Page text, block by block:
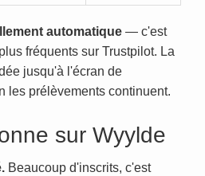
automatique — c'est
fréquents sur Trustpilot. La
jusqu'à l'écran de
les prélèvements continuent.
sur Wyylde
Beaucoup d'inscrits, c'est